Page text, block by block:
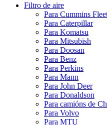
Filtro de aire
Para Cummins
Para Caterpillar
Para Komatsu
Para Mitsubish
Para Doosan
Para Benz
Para Perkins
Para Mann
Para John Deer
Para Donaldson
Para camións de
Para Volvo
Para MTU